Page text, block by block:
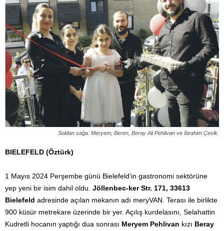
Soldan sağa: Meryem, Beren, Beray Ali Pehlivan ve İbrahim Çevik.
BIELEFELD (Öztürk)
1 Mayıs 2024 Perşembe günü Bielefeld‘in gastronomi sektörüne
yep yeni bir isim dahil oldu. Jöllenbec-ker Str. 171, 33613
Bielefeld adresinde açılan mekanın adı meryVAN. Terası ile birlikte
900 küsür metrekare üzerinde bir yer. Açılış kurdelasını, Selahattin
Kudretli hocanın yaptığı dua sonrası Meryem Pehlivan kızı Beray